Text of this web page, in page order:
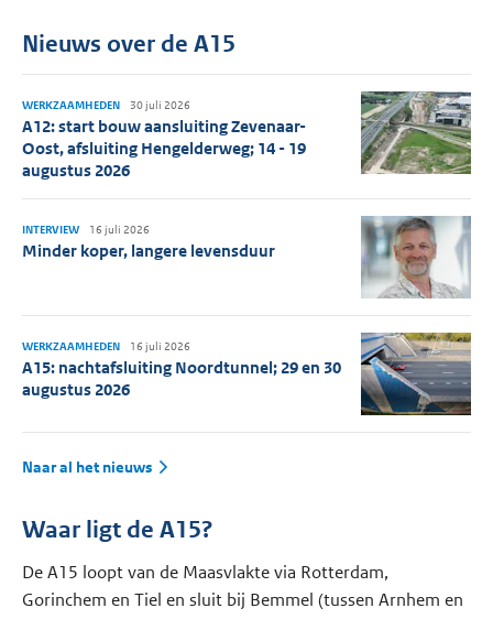
Nieuws over de A15
A12: start bouw aansluiting Zevenaar-
Oost, afsluiting Hengelderweg; 14 - 19
augustus 2026
WERKZAAMHEDEN 30 juli 2026
Minder koper, langere levensduur
INTERVIEW 16 juli 2026
A15: nachtafsluiting Noordtunnel; 29 en 30
augustus 2026
WERKZAAMHEDEN 16 juli 2026
Naar al het nieuws
Waar ligt de A15?
De A15 loopt van de Maasvlakte via Rotterdam,
Gorinchem en Tiel en sluit bij Bemmel (tussen Arnhem en